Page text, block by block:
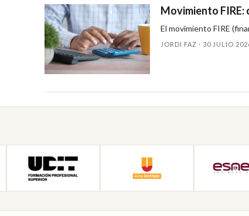
Movimiento FIRE:
El movimiento FIRE
JORDI FAZ · 30 JULIO